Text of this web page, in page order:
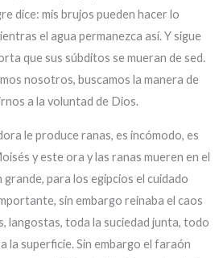
dice: mis brujos pueden hacer lo
el agua permanezca así. Y sigue
que sus súbditos se mueran de sed.
nosotros, buscamos la manera de
a la voluntad de Dios.
le produce ranas, es incómodo, es
y este ora y las ranas mueren en el
para los egipcios el cuidado
sin embargo reinaba el caos
langostas, toda la suciedad junta, todo
la superficie. Sin embargo el faraón